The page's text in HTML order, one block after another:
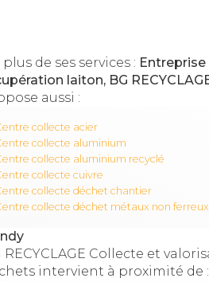
plus de ses services : Entreprise
laiton, BG
aussi :
collecte acier
collecte aluminium
collecte aluminium recyclé
collecte cuivre
collecte déchet chantier
collecte déchet métaux non ferreux
RECYCLAGE Collecte et
intervient à proximité de :